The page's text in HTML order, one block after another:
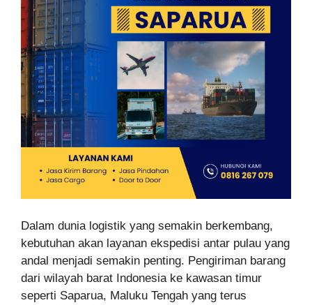
Dalam dunia logistik yang semakin berkembang,
kebutuhan akan layanan ekspedisi antar pulau yang
andal menjadi semakin penting. Pengiriman barang
dari wilayah barat Indonesia ke kawasan timur
seperti Saparua, Maluku Tengah yang terus